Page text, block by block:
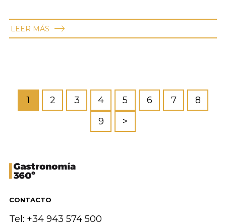
LEER MÁS
1 2 3 4 5 6 7
8
9
>
CONTACTO
Tel: +34 943 574 500